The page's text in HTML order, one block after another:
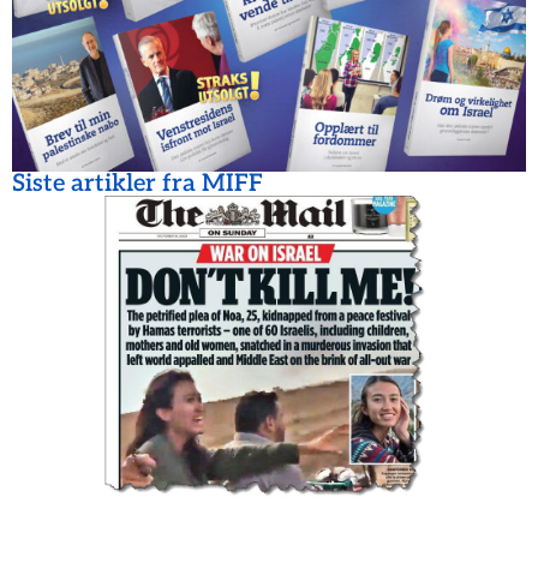
Siste artikler fra MIFF